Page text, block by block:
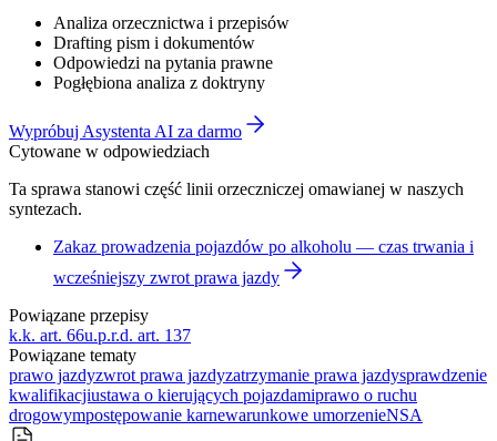
Analiza orzecznictwa i przepisów
Drafting pism i dokumentów
Odpowiedzi na pytania prawne
Pogłębiona analiza z doktryny
Wypróbuj Asystenta AI za darmo
Cytowane w odpowiedziach
Ta sprawa stanowi część linii orzeczniczej omawianej w naszych
syntezach.
Zakaz prowadzenia pojazdów po alkoholu — czas trwania i
wcześniejszy zwrot prawa jazdy
Powiązane przepisy
k.k. art. 66u.p.r.d. art. 137
Powiązane tematy
prawo jazdyzwrot prawa jazdyzatrzymanie prawa jazdysprawdzenie
kwalifikacjiustawa o kierujących pojazdamiprawo o ruchu
drogowympostępowanie karnewarunkowe umorzenieNSA